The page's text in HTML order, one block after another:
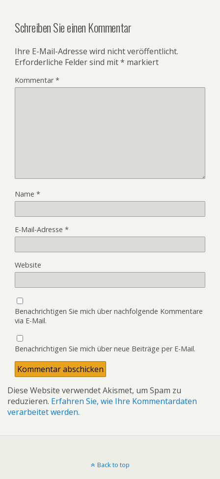
Schreiben Sie einen Kommentar
Ihre E-Mail-Adresse wird nicht veröffentlicht.
Erforderliche Felder sind mit* markiert
Kommentar*
Name *
E-Mail-Adresse *
Website
Benachrichtigen Sie mich über nachfolgende Kommentare
via E-Mail.
Benachrichtigen Sie mich über neue Beiträge per E-Mail.
Diese Website verwendet Akismet, um Spam zu
reduzieren. Erfahren Sie, wie Ihre Kommentardaten
verarbeitet werden.
Back to top